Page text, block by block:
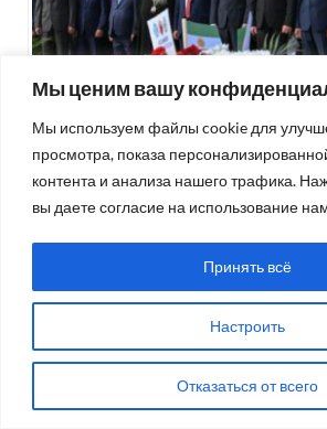
Мы ценим вашу
Мы используем файлы cookie для
просмотра, показа
контента и анализа нашего трафика.
вы даете согласие на использование
Настроить
Отказаться от всего
Принять всё
06.08.2026
КАЛЕНДАРЬ ПУБЛИКАЦИЙ
Апрель 2020
1 2 3